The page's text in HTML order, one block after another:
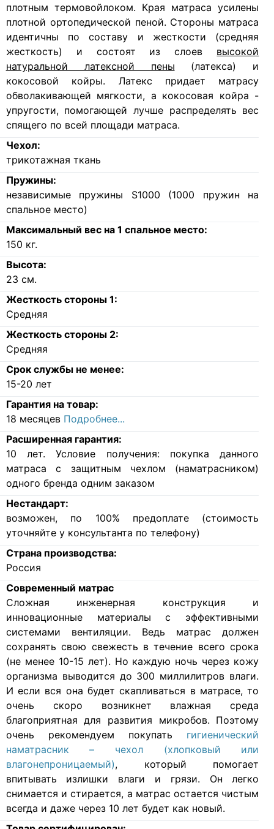
плотным термовойлоком. Края матраса усилены
плотной ортопедической пеной. Стороны матраса
идентичны по составу и жесткости (средняя
жесткость) и состоят из слоев высокой
натуральной латексной пены (латекса) и
кокосовой койры. Латекс придает матрасу
обволакивающей мягкости, а кокосовая койра -
упругости, помогающей лучше распределять вес
спящего по всей площади матраса.
Чехол:
трикотажная ткань
Пружины:
независимые пружины S1000 (1000 пружин на
спальное место)
Максимальный вес на 1 спальное место:
150 кг.
Высота:
23 см.
Жесткость стороны 1:
Средняя
Жесткость стороны 2:
Средняя
Срок службы не менее:
15-20 лет
Гарантия на товар:
18 месяцев Подробнее...
Расширенная гарантия:
10 лет. Условие получения: покупка данного
матраса с защитным чехлом (наматрасником)
одного бренда одним заказом
Нестандарт:
возможен, по 100% предоплате (стоимость
уточняйте у консультанта по телефону)
Страна производства:
Россия
Современный матрас
Cложная инженерная конструкция и
инновационные материалы с эффективными
системами вентиляции. Ведь матрас должен
сохранять свою свежесть в течение всего срока
(не менее 10-15 лет). Но каждую ночь через кожу
организма выводится до 300 миллилитров влаги.
И если вся она будет скапливаться в матрасе, то
очень скоро возникнет влажная среда
благоприятная для развития микробов. Поэтому
очень рекомендуем покупать гигиенический
наматрасник – чехол (хлопковый или
влагонепроницаемый), который помогает
впитывать излишки влаги и грязи. Он легко
снимается и стирается, а матрас остается чистым
всегда и даже через 10 лет будет как новый.